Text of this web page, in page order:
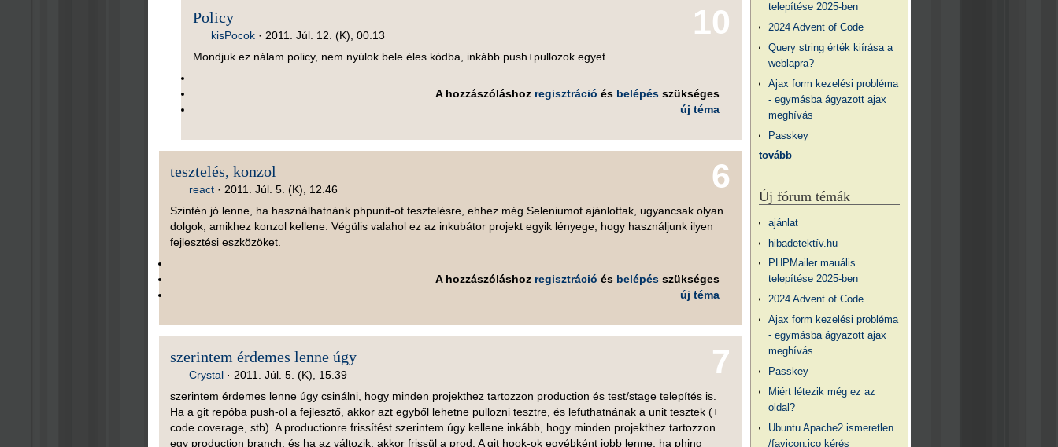
10
Policy
kisPocok · 2011. Júl. 12. (K), 00.13
Mondjuk ez nálam policy, nem nyúlok bele éles kódba, inkább push+pullozok egyet..
A hozzászóláshoz regisztráció és belépésszükséges
új téma
6
tesztelés, konzol
react· 2011. Júl. 5. (K), 12.46
Szintén jó lenne, ha használhatnánk phpunit-ot tesztelésre, ehhez még Seleniumot ajánlottak, ugyancsak olyan
dolgok, amikhez konzol kellene. Végülis valahol ez az inkubátor projekt egyik lényege, hogy használjunk ilyen
fejlesztési eszközöket.
A hozzászóláshoz regisztráció és belépésszükséges
új téma
7
szerintem érdemes lenne úgy
Crystal· 2011. Júl. 5. (K), 15.39
szerintem érdemes lenne úgy csinálni, hogy minden projekthez tartozzon production és test/stage telepítés is.
Ha a git repóba push-ol a fejlesztő, akkor azt egyből lehetne pullozni tesztre, és lefuthatnának a unit tesztek (+
code coverage, stb). A productionre frissítést szerintem úgy kellene inkább, hogy minden projekthez tartozzon
egy production branch, és ha az változik, akkor frissül a prod. A git hook-ok egyébként jobb lenne, ha phing
telepítése 2025-ben
2024 Advent of Code
Query string érték kiírása a
weblapra?
Ajax form kezelési probléma
- egymásba ágyazott ajax
meghívás
Passkey
tovább
Új fórum témák
ajánlat
hibadetektív.hu
PHPMailer mauális
telepítése 2025-ben
2024 Advent of Code
Ajax form kezelési probléma
- egymásba ágyazott ajax
meghívás
Passkey
Miért létezik még ez az
oldal?
Ubuntu Apache2 ismeretlen
/favicon.ico kérés